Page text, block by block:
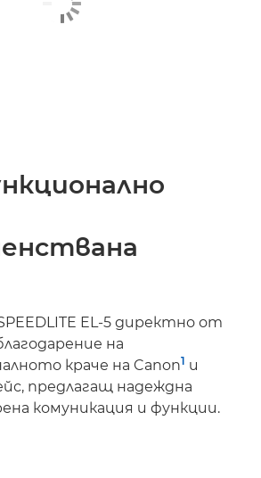
EL-5 директно от
на
краче на Canon1 и
предлагащ надеждна
комуникация и функции.